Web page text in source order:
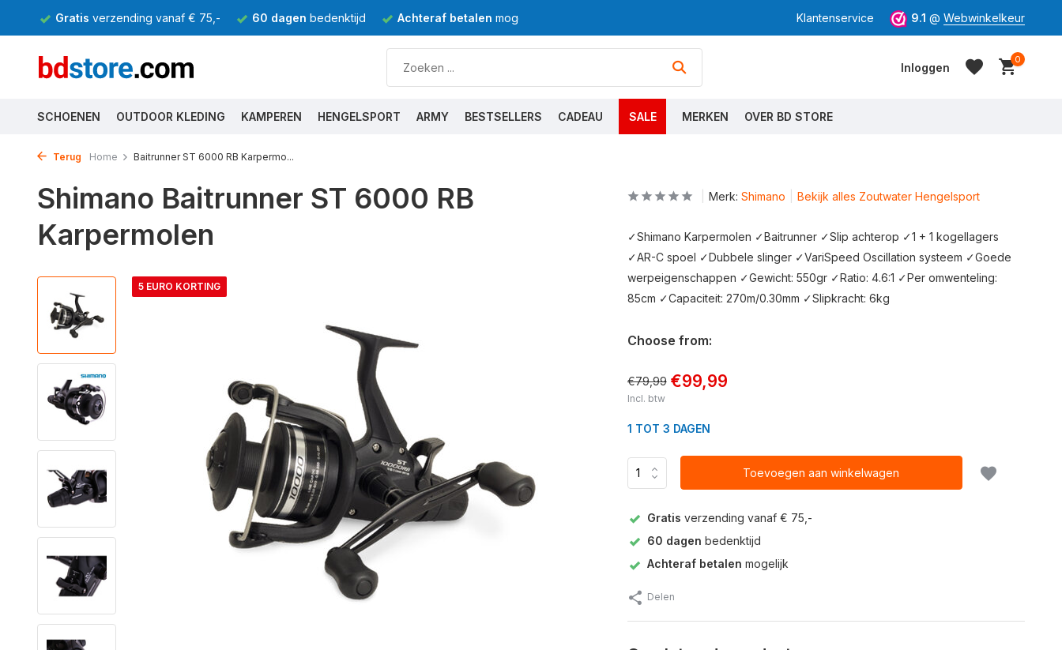
Gratis verzending vanaf € 75,- 60 dagen bedenktijd Achteraf betalen mogelijk Klantenservice 9.1 @ Webwinkelkeur
Inloggen
Account aanmaken
0
SCHOENEN OUTDOOR KLEDING KAMPEREN HENGELSPORT ARMY BESTSELLERS CADEAU SALE MERKEN OVER BD STORE
Terug Home Baitrunner ST 6000 RB Karpermo...
Shimano Baitrunner ST 6000 RB
Karpermolen
5 EURO KORTING
Merk: Shimano Bekijk alles Zoutwater Hengelsport
✓Shimano Karpermolen ✓Baitrunner ✓Slip achterop ✓1 + 1 kogellagers
✓AR-C spoel ✓Dubbele slinger ✓VariSpeed Oscillation systeem ✓Goede
werpeigenschappen ✓Gewicht: 550gr ✓Ratio: 4.6:1 ✓Per omwenteling:
85cm ✓Capaciteit: 270m/0.30mm ✓Slipkracht: 6kg
Choose from:
€79,99 €99,99
Incl. btw
1 TOT 3 DAGEN
Toevoegen aan winkelwagen
Gratis verzending vanaf € 75,-
60 dagen bedenktijd
Achteraf betalen mogelijk
Delen